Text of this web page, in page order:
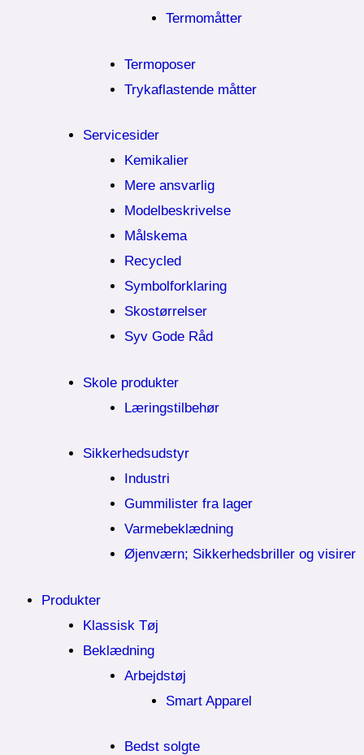
Termomåtter
Termoposer
Trykaflastende måtter
Servicesider
Kemikalier​
Mere ansvarlig
Modelbeskrivelse
Målskema
Recycled
Symbolforklaring
Skostørrelser
Syv Gode Råd
Skole produkter
Læringstilbehør
Sikkerhedsudstyr
Industri
Gummilister fra lager
Varmebeklædning
Øjenværn; Sikkerhedsbriller og visirer
Produkter
Klassisk Tøj
Beklædning
Arbejdstøj
Smart Apparel
Bedst solgte